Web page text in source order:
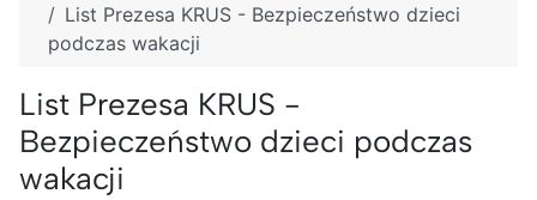
List Prezesa KRUS - Bezpieczeństwo dzieci
podczas wakacji
List Prezesa KRUS -
Bezpieczeństwo dzieci podczas
wakacji